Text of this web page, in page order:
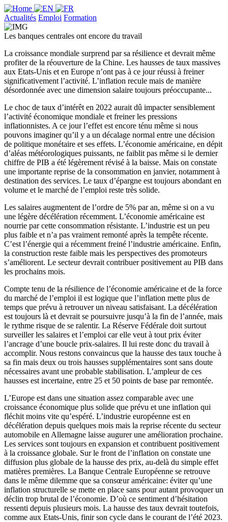
Actualités Emploi Formation
Les banques centrales ont encore du travail
La croissance mondiale surprend par sa résilience et devrait même
profiter de la réouverture de la Chine. Les hausses de taux massives
aux Etats-Unis et en Europe n’ont pas à ce jour réussi à freiner
significativement l’activité. L’inflation recule mais de manière
désordonnée avec une dimension salaire toujours préoccupante...
Le choc de taux d’intérêt en 2022 aurait dû impacter sensiblement
l’activité économique mondiale et freiner les pressions
inflationnistes. A ce jour l’effet est encore ténu même si nous
pouvons imaginer qu’il y a un décalage normal entre une décision
de politique monétaire et ses effets. L’économie américaine, en dépit
d’aléas météorologiques puissants, ne faiblit pas même si le dernier
chiffre de PIB a été légèrement révisé à la baisse. Mais on constate
une importante reprise de la consommation en janvier, notamment à
destination des services. Le taux d’épargne est toujours abondant en
volume et le marché de l’emploi reste très solide.
Les salaires augmentent de l’ordre de 5% par an, même si on a vu
une légère décélération récemment. L’économie américaine est
nourrie par cette consommation résistante. L’industrie est un peu
plus faible et n’a pas vraiment remonté après la tempête récente.
C’est l’énergie qui a récemment freiné l’industrie américaine. Enfin,
la construction reste faible mais les perspectives des promoteurs
s’améliorent. Le secteur devrait contribuer positivement au PIB dans
les prochains mois.
Compte tenu de la résilience de l’économie américaine et de la force
du marché de l’emploi il est logique que l’inflation mette plus de
temps que prévu à retrouver un niveau satisfaisant. La décélération
est toujours là et devrait se poursuivre jusqu’à la fin de l’année, mais
le rythme risque de se ralentir. La Réserve Fédérale doit surtout
surveiller les salaires et l’emploi car elle veut à tout prix éviter
l’ancrage d’une boucle prix-salaires. Il lui reste donc du travail à
accomplir. Nous restons convaincus que la hausse des taux touche à
sa fin mais deux ou trois hausses supplémentaires sont sans doute
nécessaires avant une probable stabilisation. L’ampleur de ces
hausses est incertaine, entre 25 et 50 points de base par remontée.
L’Europe est dans une situation assez comparable avec une
croissance économique plus solide que prévu et une inflation qui
fléchit moins vite qu’espéré. L’industrie européenne est en
décélération depuis quelques mois mais la reprise récente du secteur
automobile en Allemagne laisse augurer une amélioration prochaine.
Les services sont toujours en expansion et contribuent positivement
à la croissance globale. Sur le front de l’inflation on constate une
diffusion plus globale de la hausse des prix, au-delà du simple effet
matières premières. La Banque Centrale Européenne se retrouve
dans le même dilemme que sa consœur américaine: éviter qu’une
inflation structurelle se mette en place sans pour autant provoquer un
déclin trop brutal de l’économie. D’où ce sentiment d’hésitation
ressenti depuis plusieurs mois. La hausse des taux devrait toutefois,
comme aux Etats-Unis, finir son cycle dans le courant de l’été 2023.